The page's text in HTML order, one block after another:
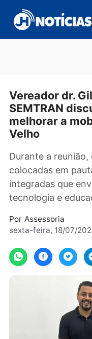
para
conteúdo
Vereador dr.
SEMTRAN
melhorar a
Durante a
colocadas em
integradas que
tecnologia e
sexta-feira, 18/07/